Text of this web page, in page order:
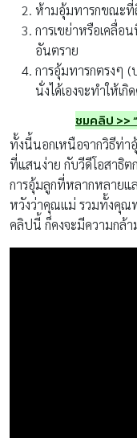
ห้ามอุ้มทารกขณะที่
การเขย่าหรือเคลื่อ
อันตราย
การอุ้มทารกตรงๆ
นั่งได้เองจะทำให้เ
ชมคลิป >>
ทั้งนี้นอกเหนือจากวิธีท่า
ที่แสนง่าย กับวีดีโอสาธิ
การอุ้มลูกที่หลากหลาย
หวังว่าคุณแม่ รวมทั้งคุณ
คลิปนี้ ก็คงจะมีความกล้า